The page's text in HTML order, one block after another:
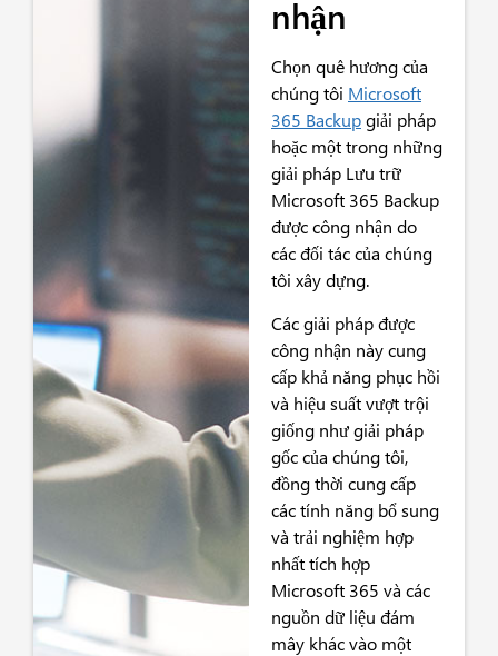
nhận
Chọn quê hương của
chúng tôi Microsoft
365 Backupgiải pháp
hoặc một trong những
giải pháp Lưu trữ
Microsoft 365 Backup
được công nhận do
các đối tác của chúng
tôi xây dựng.
Các giải pháp được
công nhận này cung
cấp khả năng phục hồi
và hiệu suất vượt trội
giống như giải pháp
gốc của chúng tôi,
đồng thời cung cấp
các tính năng bổ sung
và trải nghiệm hợp
nhất tích hợp
Microsoft 365 và các
nguồn dữ liệu đám
mây khác vào một